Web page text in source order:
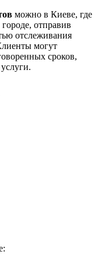
можно в Киеве, где
отправив
отслеживания
могут
сроков,